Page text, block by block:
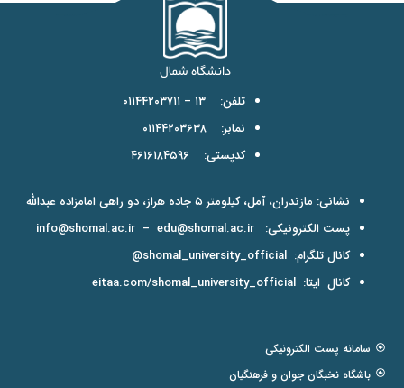
تلفن: ۱۳ – ۰۱۱۴۴۲۰۳۷۱۱
نمابر: ۰۱۱۴۴۲۰۳۶۳۸
کدپستی: ۴۶۱۶۱۸۴۵۹۶
نشانی: مازندران، آمل، کیلومتر ۵ جاده هراز، دو راهی امامزاده عبدالله
پست الکترونیکی:
info@shomal.ac.ir – edu@shomal.ac.ir
کانال تلگرام: shomal_university_official@
کانال ایتا: eitaa.com/shomal_university_official
سامانه پست الکترونیکی
باشگاه نخبگان جوان و فرهنگیان